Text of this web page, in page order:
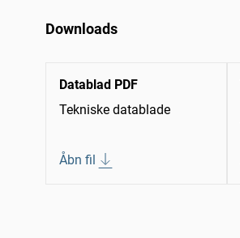
Downloads
Datablad PDF
Tekniske datablade
Åbn fil